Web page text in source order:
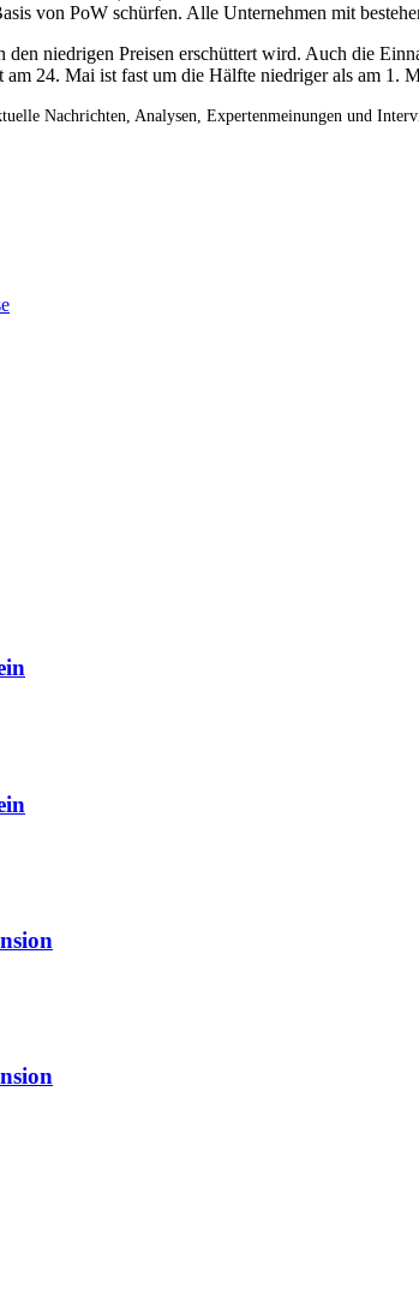
von PoW schürfen. Alle Unternehmen mit
niedrigen Preisen erschüttert wird. Auch die
24. Mai ist fast um die Hälfte niedriger als am
Nachrichten, Analysen, Expertenmeinungen und